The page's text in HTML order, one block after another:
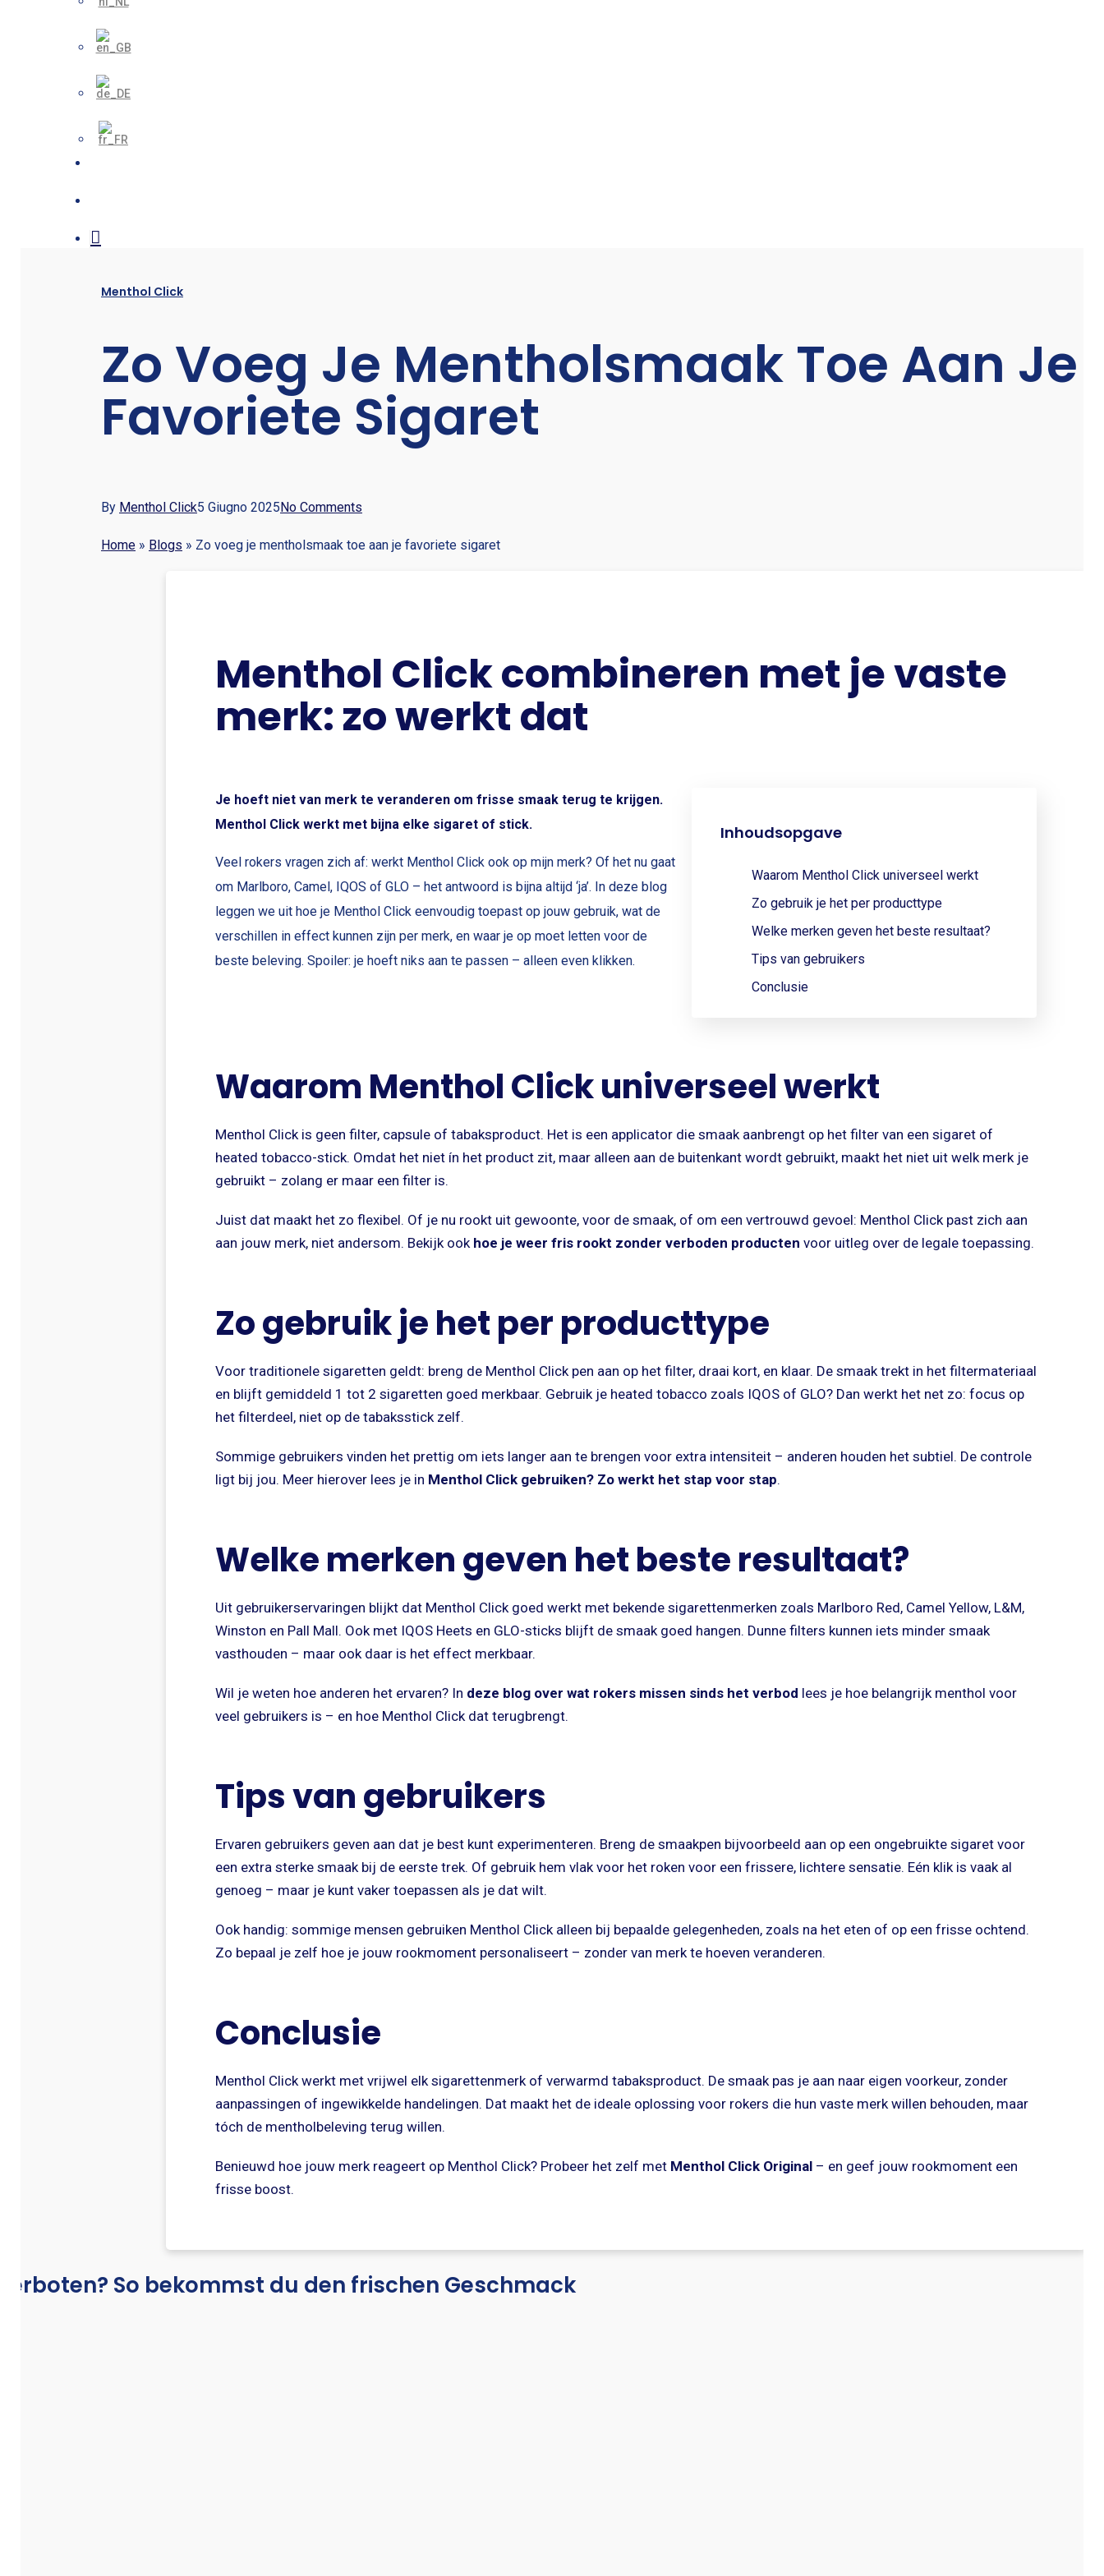
Menthol Click
Zo Voeg Je Mentholsmaak Toe Aan Je
Favoriete Sigaret
By Menthol Click5 Giugno 2025No Comments
Home » Blogs » Zo voeg je mentholsmaak toe aan je favoriete sigaret
Menthol Click combineren met je vaste
merk: zo werkt dat
Je hoeft niet van merk te veranderen om frisse smaak terug te krijgen.
Menthol Click werkt met bijna elke sigaret of stick.
Veel rokers vragen zich af: werkt Menthol Click ook op mijn merk? Of het nu gaat
om Marlboro, Camel, IQOS of GLO – het antwoord is bijna altijd ‘ja’. In deze blog
leggen we uit hoe je Menthol Click eenvoudig toepast op jouw gebruik, wat de
verschillen in effect kunnen zijn per merk, en waar je op moet letten voor de
beste beleving. Spoiler: je hoeft niks aan te passen – alleen even klikken.
Inhoudsopgave
Waarom Menthol Click universeel werkt
Zo gebruik je het per producttype
Welke merken geven het beste resultaat?
Tips van gebruikers
Conclusie
Waarom Menthol Click universeel werkt
Menthol Click is geen filter, capsule of tabaksproduct. Het is een applicator die smaak aanbrengt op het filter van een sigaret of
heated tobacco-stick. Omdat het niet ín het product zit, maar alleen aan de buitenkant wordt gebruikt, maakt het niet uit welk merk je
gebruikt – zolang er maar een filter is.
Juist dat maakt het zo flexibel. Of je nu rookt uit gewoonte, voor de smaak, of om een vertrouwd gevoel: Menthol Click past zich aan
aan jouw merk, niet andersom. Bekijk ook hoe je weer fris rookt zonder verboden producten voor uitleg over de legale toepassing.
Zo gebruik je het per producttype
Voor traditionele sigaretten geldt: breng de Menthol Click pen aan op het filter, draai kort, en klaar. De smaak trekt in het filtermateriaal
en blijft gemiddeld 1 tot 2 sigaretten goed merkbaar. Gebruik je heated tobacco zoals IQOS of GLO? Dan werkt het net zo: focus op
het filterdeel, niet op de tabaksstick zelf.
Sommige gebruikers vinden het prettig om iets langer aan te brengen voor extra intensiteit – anderen houden het subtiel. De controle
ligt bij jou. Meer hierover lees je in Menthol Click gebruiken? Zo werkt het stap voor stap.
Welke merken geven het beste resultaat?
Uit gebruikerservaringen blijkt dat Menthol Click goed werkt met bekende sigarettenmerken zoals Marlboro Red, Camel Yellow, L&M,
Winston en Pall Mall. Ook met IQOS Heets en GLO-sticks blijft de smaak goed hangen. Dunne filters kunnen iets minder smaak
vasthouden – maar ook daar is het effect merkbaar.
Wil je weten hoe anderen het ervaren? In deze blog over wat rokers missen sinds het verbod lees je hoe belangrijk menthol voor
veel gebruikers is – en hoe Menthol Click dat terugbrengt.
Tips van gebruikers
Ervaren gebruikers geven aan dat je best kunt experimenteren. Breng de smaakpen bijvoorbeeld aan op een ongebruikte sigaret voor
een extra sterke smaak bij de eerste trek. Of gebruik hem vlak voor het roken voor een frissere, lichtere sensatie. Eén klik is vaak al
genoeg – maar je kunt vaker toepassen als je dat wilt.
Ook handig: sommige mensen gebruiken Menthol Click alleen bij bepaalde gelegenheden, zoals na het eten of op een frisse ochtend.
Zo bepaal je zelf hoe je jouw rookmoment personaliseert – zonder van merk te hoeven veranderen.
Conclusie
Menthol Click werkt met vrijwel elk sigarettenmerk of verwarmd tabaksproduct. De smaak pas je aan naar eigen voorkeur, zonder
aanpassingen of ingewikkelde handelingen. Dat maakt het de ideale oplossing voor rokers die hun vaste merk willen behouden, maar
tóch de mentholbeleving terug willen.
Benieuwd hoe jouw merk reageert op Menthol Click? Probeer het zelf met Menthol Click Original – en geef jouw rookmoment een
frisse boost.
So bekommst du den frischen Geschmack